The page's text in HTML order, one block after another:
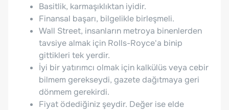
Basitlik, karmaşıklıktan iyidir.
Finansal başarı, bilgelikle birleşmeli.
Wall Street, insanların metroya binenlerden
tavsiye almak için Rolls-Royce'a binip
gittikleri tek yerdir.
İyi bir yatırımcı olmak için kalkülüs veya cebir
bilmem gerekseydi, gazete dağıtmaya geri
dönmem gerekirdi.
Fiyat ödediğiniz şeydir. Değer ise elde